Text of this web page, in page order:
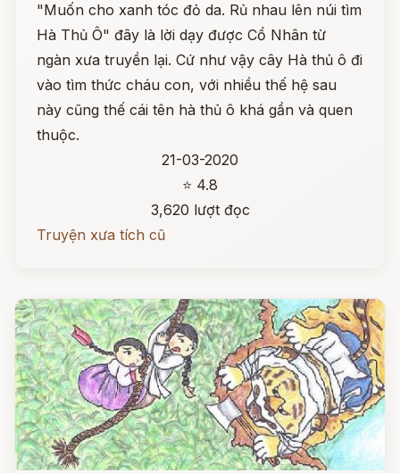
"Muốn cho xanh tóc đỏ da. Rủ nhau lên núi tìm
Hà Thủ Ô" đây là lời dạy được Cổ Nhân từ
ngàn xưa truyền lại. Cứ như vậy cây Hà thủ ô đi
vào tìm thức cháu con, với nhiều thế hệ sau
này cũng thế cái tên hà thủ ô khá gần và quen
thuộc.
21-03-2020
⭐ 4.8
3,620 lượt đọc
Truyện xưa tích cũ